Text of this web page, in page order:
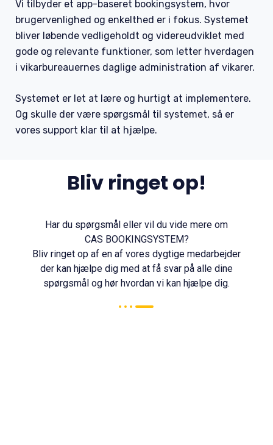
Vi tilbyder et app-baseret bookingsystem, hvor
brugervenlighed og enkelthed er i fokus. Systemet
bliver løbende vedligeholdt og videreudviklet med
gode og relevante funktioner, som letter hverdagen
i vikarbureauernes daglige administration af vikarer.
Systemet er let at lære og hurtigt at implementere.
Og skulle der være spørgsmål til systemet, så er
vores support klar til at hjælpe.
Bliv ringet op!
Har du spørgsmål eller vil du vide mere om
CAS BOOKINGSYSTEM?
Bliv ringet op af en af vores dygtige medarbejder
der kan hjælpe dig med at få svar på alle dine
spørgsmål og hør hvordan vi kan hjælpe dig.